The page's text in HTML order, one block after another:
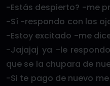
-Estás despierto? -me
-Sí -respondo con los
-Estoy excitado -me
-Jajajaj ya -le
que se la chupara de
-Si te pago de nuevo